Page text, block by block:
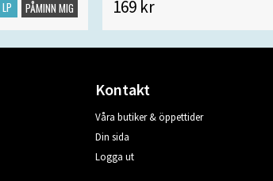
LP PÅMINN MIG 169 kr
Kontakt
Våra butiker & öppettider
Din sida
Logga ut